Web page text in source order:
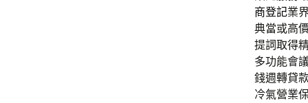
商登記業
典當或高
提詞取得
多功能會
錢週轉貸
冷氣營業